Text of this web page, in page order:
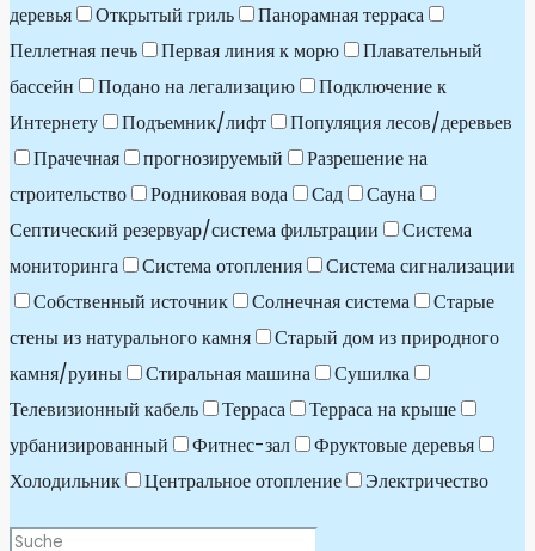
деревья
Открытый гриль
Панорамная терраса
Пеллетная печь
Первая линия к морю
Плавательный
бассейн
Подано на легализацию
Подключение к
Интернету
Подъемник/лифт
Популяция лесов/деревьев
Прачечная
прогнозируемый
Разрешение на
строительство
Родниковая вода Сад
Сауна
Септический резервуар/система фильтрации
Система
мониторинга
Система отопления
Система сигнализации
Собственный источник
Солнечная система
Старые
стены из натурального камня
Старый дом из природного
камня/руины
Стиральная машина
Сушилка
Телевизионный кабель
Терраса
Терраса на крыше
урбанизированный
Фитнес-зал
Фруктовые деревья
Холодильник
Центральное отопление Электричество